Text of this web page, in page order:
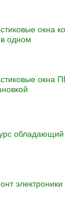
окна
одном
окна